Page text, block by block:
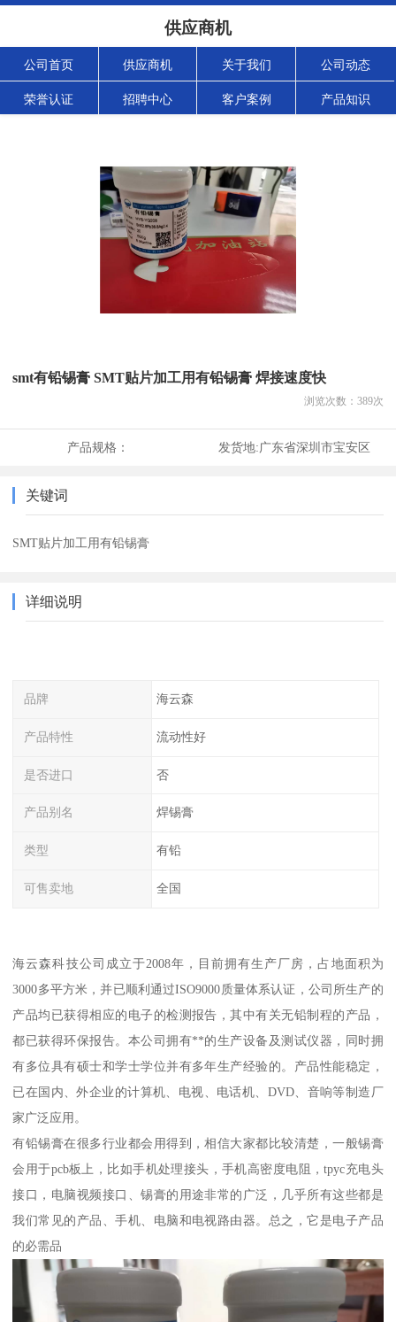
供应商机
公司首页 供应商机 关于我们 公司动态
荣誉认证 招聘中心 客户案例 产品知识
smt有铅锡膏 SMT贴片加工用有铅锡膏 焊接速度快
浏览次数： 389次
产品规格： 发货地:广东省深圳市宝安区
关键词
SMT贴片加工用有铅锡膏
详细说明
品牌 海云森
产品特性 流动性好
是否进口 否
产品别名 焊锡膏
类型 有铅
可售卖地 全国
海云森科技公司成立于2008年，目前拥有生产厂房，占地面积为
3000多平方米，并已顺利通过ISO9000质量体系认证，公司所生产的
产品均已获得相应的电子的检测报告，其中有关无铅制程的产品，
都已获得环保报告。本公司拥有**的生产设备及测试仪器，同时拥
有多位具有硕士和学士学位并有多年生产经验的。产品性能稳定，
已在国内、外企业的计算机、电视、电话机、DVD、音响等制造厂
家广泛应用。
有铅锡膏在很多行业都会用得到，相信大家都比较清楚，一般锡膏
会用于pcb板上，比如手机处理接头，手机高密度电阻，tpyc充电头
接口，电脑视频接口、锡膏的用途非常的广泛，几乎所有这些都是
我们常见的产品、手机、电脑和电视路由器。总之，它是电子产品
的必需品